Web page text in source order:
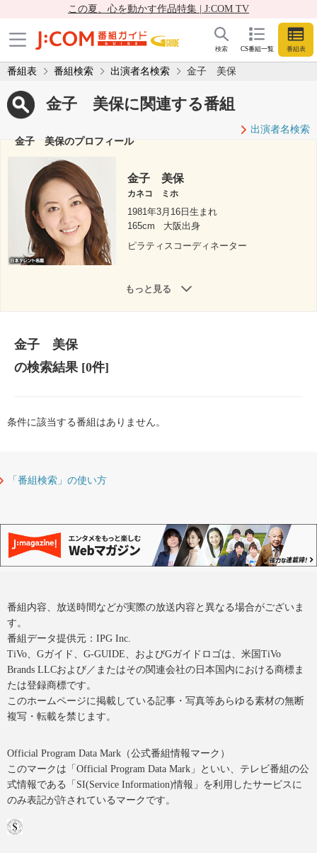
この夏、心を動かす作品特集 | J:COM TV
CS番組一覧 番組表
検索
番組表 番組検索 出演者名検索 金子 美保
金子 美保に関連する番組
出演者名検索
金子 美保のプロフィール
金子 美保
カネコ ミホ
1981年3月16日生まれ
165cm
大阪出身
ピラティスコーディネーター
もっと見る
金子 美保
の検索結果[0件]
条件に該当する番組はありません。
「番組検索」の使い方
番組内容、放送時間などが実際の放送内容と異なる場合がございま
す。
番組データ提供元：IPG Inc.
TiVo、Gガイド、G-GUIDE、およびGガイドロゴは、米国TiVo
Brands LLCおよび／またはその関連会社の日本国内における商標ま
たは登録商標です。
このホームページに掲載している記事・写真等あらゆる素材の無断
複写・転載を禁じます。
Official Program Data Mark（公式番組情報マーク）
このマークは「Official Program Data Mark」といい、テレビ番組の公
式情報である「SI(Service Information)情報」を利用したサービスに
のみ表記が許されているマークです。